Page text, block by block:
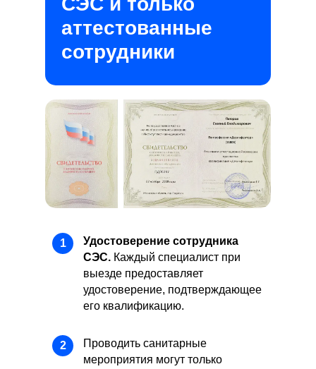
аттестованные
сотрудники
1
Удостоверение сотрудника
СЭС. Каждый специалист при
выезде предоставляет
удостоверение, подтверждающее
его квалификацию.
2
Проводить санитарные
мероприятия могут только